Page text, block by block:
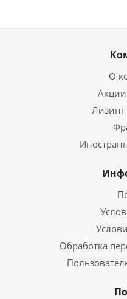
О
Лизинг
Обработка